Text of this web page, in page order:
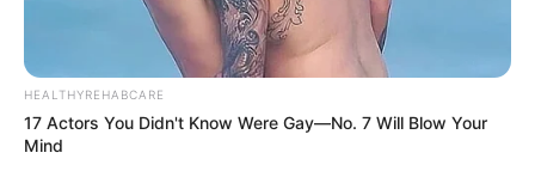
HEALTHYREHABCARE
17 Actors You Didn't Know Were Gay—No. 7 Will Blow Your
Mind